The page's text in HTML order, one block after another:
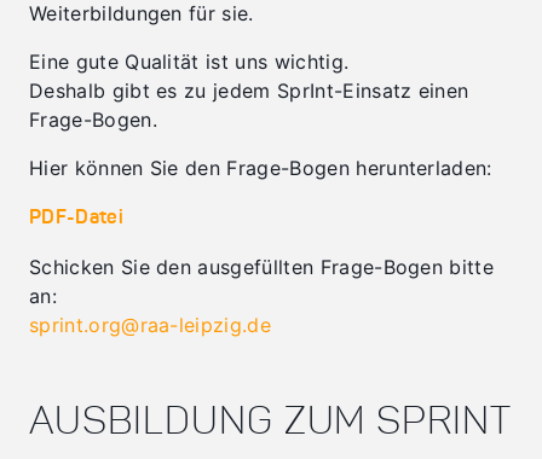
Weiterbildungen für sie.
Eine gute Qualität ist uns wichtig.
Deshalb gibt es zu jedem SprInt-Einsatz einen
Frage-Bogen.
Hier können Sie den Frage-Bogen herunterladen:
PDF-Datei
Schicken Sie den ausgefüllten Frage-Bogen bitte
an:
sprint.org@raa-leipzig.de
AUSBILDUNG ZUM SPRINT